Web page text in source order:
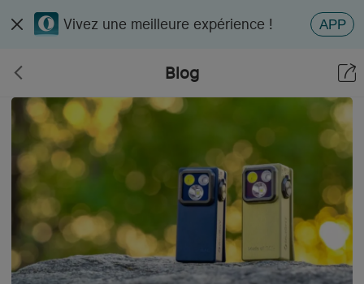
Vivez une meilleure expérience ! APP
Blog